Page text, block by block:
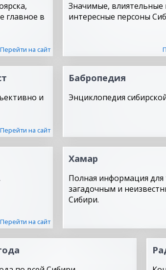
главное в
Перейти на сайт
Значимые, влиятельные
интересные персоны
и
Перейти на сайт
Бабропедия
Энциклопедия
Перейти на сайт
Хамар
Полная информация для
загадочным и
Сибири.